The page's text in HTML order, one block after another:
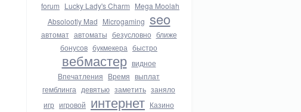
forum Lucky Lady's Charm Mega Moolah
Absolootly Mad Microgaming seo
автомат автоматы безусловно ближе
бонусов букмекера быстро
вебмастер видное
Впечатления Время выплат
гемблинга девятью заметить заняло
игр игровой интернет Казино